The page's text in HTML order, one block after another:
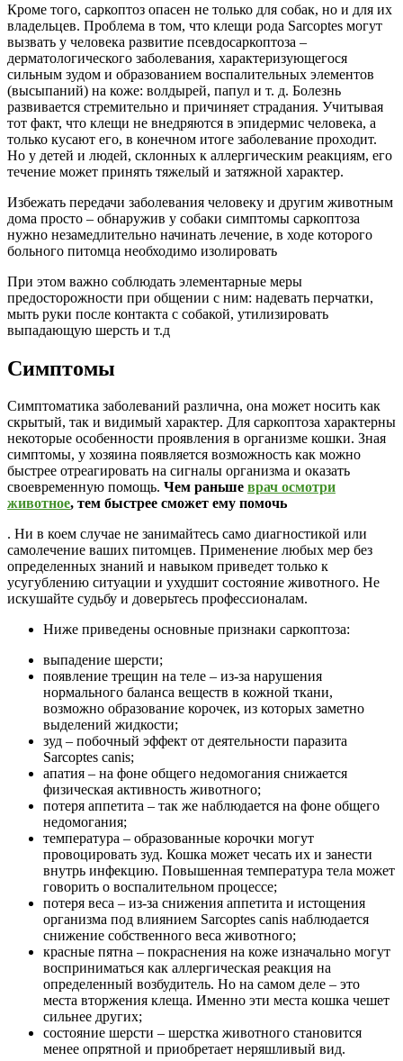
Кроме того, саркоптоз опасен не только для собак, но и для их
владельцев. Проблема в том, что клещи рода Sarcoptes могут
вызвать у человека развитие псевдосаркоптоза –
дерматологического заболевания, характеризующегося
сильным зудом и образованием воспалительных элементов
(высыпаний) на коже: волдырей, папул и т. д. Болезнь
развивается стремительно и причиняет страдания. Учитывая
тот факт, что клещи не внедряются в эпидермис человека, а
только кусают его, в конечном итоге заболевание проходит.
Но у детей и людей, склонных к аллергическим реакциям, его
течение может принять тяжелый и затяжной характер.
Избежать передачи заболевания человеку и другим животным
дома просто – обнаружив у собаки симптомы саркоптоза
нужно незамедлительно начинать лечение, в ходе которого
больного питомца необходимо изолировать
При этом важно соблюдать элементарные меры
предосторожности при общении с ним: надевать перчатки,
мыть руки после контакта с собакой, утилизировать
выпадающую шерсть и т.д
Cимптомы
Симптоматика заболеваний различна, она может носить как
скрытый, так и видимый характер. Для саркоптоза характерны
некоторые особенности проявления в организме кошки. Зная
симптомы, у хозяина появляется возможность как можно
быстрее отреагировать на сигналы организма и оказать
своевременную помощь. Чем раньше врач осмотри
животное, тем быстрее сможет ему помочь
. Ни в коем случае не занимайтесь само диагностикой или
самолечение ваших питомцев. Применение любых мер без
определенных знаний и навыком приведет только к
усугублению ситуации и ухудшит состояние животного. Не
искушайте судьбу и доверьтесь профессионалам.
Ниже приведены основные признаки саркоптоза:
выпадение шерсти;
появление трещин на теле – из-за нарушения
нормального баланса веществ в кожной ткани,
возможно образование корочек, из которых заметно
выделений жидкости;
зуд – побочный эффект от деятельности паразита
Sarcoptes canis;
апатия – на фоне общего недомогания снижается
физическая активность животного;
потеря аппетита – так же наблюдается на фоне общего
недомогания;
температура – образованные корочки могут
провоцировать зуд. Кошка может чесать их и занести
внутрь инфекцию. Повышенная температура тела может
говорить о воспалительном процессе;
потеря веса – из-за снижения аппетита и истощения
организма под влиянием Sarcoptes canis наблюдается
снижение собственного веса животного;
красные пятна – покраснения на коже изначально могут
восприниматься как аллергическая реакция на
определенный возбудитель. Но на самом деле – это
места вторжения клеща. Именно эти места кошка чешет
сильнее других;
состояние шерсти – шерстка животного становится
менее опрятной и приобретает неряшливый вид.